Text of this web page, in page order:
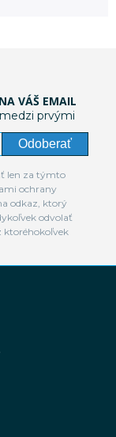
VÁŠ EMAIL
prvými
Odoberať
len za týmto
ochrany
odkaz, ktorý
odvolať
ktoréhokoľvek